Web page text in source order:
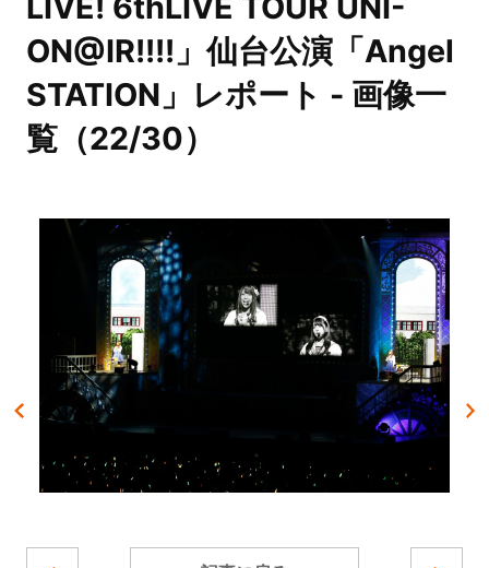
ON@IR!!!!」仙台公演「Angel
STATION」レポート - 画像一
覧（22/30）